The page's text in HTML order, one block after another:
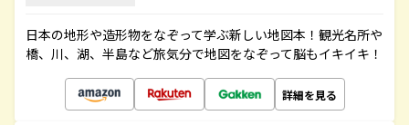
日本の地形や造形物をなぞって学ぶ新しい地図本！観光名所や
橋、川、湖、半島など旅気分で地図をなぞって脳もイキイキ！
詳細を見る